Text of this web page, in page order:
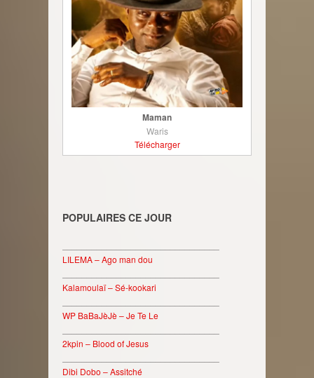
Maman
Waris
Télécharger
POPULAIRES CE JOUR
LILEMA – Ago man dou
Kalamoulaï – Sé-kookari
WP BaBaJèJè – Je Te Le
2kpin – Blood of Jesus
Dibi Dobo – Assitché